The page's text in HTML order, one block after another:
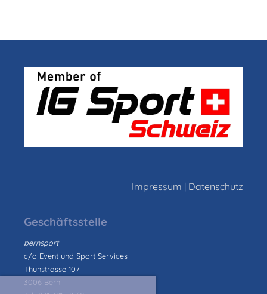
Impressum | Datenschutz
Geschäftsstelle
bernsport
c/o Event und Sport Services
Thunstrasse 107
3006 Bern